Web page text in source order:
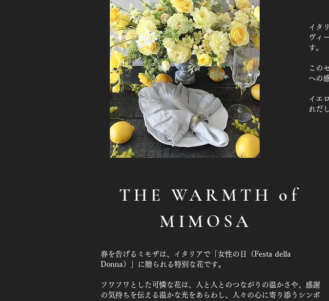
イタ
ヴィ
す。
この
への
イエ
れだ
THE WARMTH of
MIMOSA
春を告げるミモザは、イタリアで「女性の日（Festa della
Donna）」に贈られる特別な花です。
フワフワとした可憐な花は、人と人とのつながりの温かさや、感謝
の気持ちを伝える温かな光をあらわし、人々の心に寄り添うシンボ